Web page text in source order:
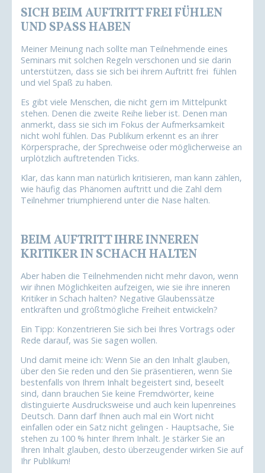
SICH BEIM AUFTRITT FREI FÜHLEN
UND SPASS HABEN
Meiner Meinung nach sollte man Teilnehmende eines
Seminars mit solchen Regeln verschonen und sie darin
unterstützen, dass sie sich bei ihrem Auftritt frei fühlen
und viel Spaß zu haben.
Es gibt viele Menschen, die nicht gern im Mittelpunkt
stehen. Denen die zweite Reihe lieber ist. Denen man
anmerkt, dass sie sich im Fokus der Aufmerksamkeit
nicht wohl fühlen. Das Publikum erkennt es an ihrer
Körpersprache, der Sprechweise oder möglicherweise an
urplötzlich auftretenden Ticks.
Klar, das kann man natürlich kritisieren, man kann zählen,
wie häufig das Phänomen auftritt und die Zahl dem
Teilnehmer triumphierend unter die Nase halten.
BEIM AUFTRITT IHRE INNEREN
KRITIKER IN SCHACH HALTEN
Aber haben die Teilnehmenden nicht mehr davon, wenn
wir ihnen Möglichkeiten aufzeigen, wie sie ihre inneren
Kritiker in Schach halten? Negative Glaubenssätze
entkräften und größtmögliche Freiheit entwickeln?
Ein Tipp: Konzentrieren Sie sich bei Ihres Vortrags oder
Rede darauf, was Sie sagen wollen.
Und damit meine ich: Wenn Sie an den Inhalt glauben,
über den Sie reden und den Sie präsentieren, wenn Sie
bestenfalls von Ihrem Inhalt begeistert sind, beseelt
sind, dann brauchen Sie keine Fremdwörter, keine
distinguierte Ausdrucksweise und auch kein lupenreines
Deutsch. Dann darf Ihnen auch mal ein Wort nicht
einfallen oder ein Satz nicht gelingen - Hauptsache, Sie
stehen zu 100 % hinter Ihrem Inhalt. Je stärker Sie an
Ihren Inhalt glauben, desto überzeugender wirken Sie auf
Ihr Publikum!